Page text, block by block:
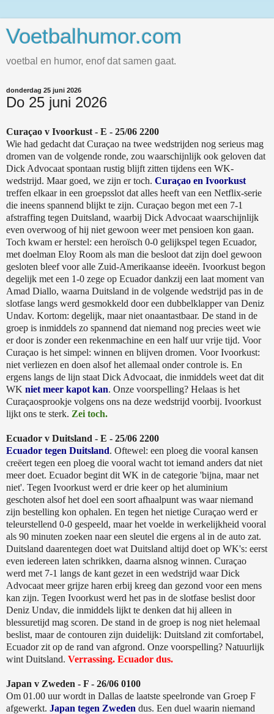
Voetbalhumor.com
voetbal en humor, enof dat samen gaat.
donderdag 25 juni 2026
Do 25 juni 2026
Curaçao v Ivoorkust - E - 25/06 2200
Wie had gedacht dat Curaçao na twee wedstrijden nog serieus mag
dromen van de volgende ronde, zou waarschijnlijk ook geloven dat
Dick Advocaat spontaan rustig blijft zitten tijdens een WK-
wedstrijd. Maar goed, we zijn er toch. Curaçao en Ivoorkust
treffen elkaar in een groepsslot dat alles heeft van een Netflix-serie
die ineens spannend blijkt te zijn. Curaçao begon met een 7-1
afstraffing tegen Duitsland, waarbij Dick Advocaat waarschijnlijk
even overwoog of hij niet gewoon weer met pensioen kon gaan.
Toch kwam er herstel: een heroïsch 0-0 gelijkspel tegen Ecuador,
met doelman Eloy Room als man die besloot dat zijn doel gewoon
gesloten bleef voor alle Zuid-Amerikaanse ideeën. Ivoorkust begon
degelijk met een 1-0 zege op Ecuador dankzij een laat moment van
Amad Diallo, waarna Duitsland in de volgende wedstrijd pas in de
slotfase langs werd gesmokkeld door een dubbelklapper van Deniz
Undav. Kortom: degelijk, maar niet onaantastbaar. De stand in de
groep is inmiddels zo spannend dat niemand nog precies weet wie
er door is zonder een rekenmachine en een half uur vrije tijd. Voor
Curaçao is het simpel: winnen en blijven dromen. Voor Ivoorkust:
niet verliezen en doen alsof het allemaal onder controle is. En
ergens langs de lijn staat Dick Advocaat, die inmiddels weet dat dit
WK niet meer kapot kan. Onze voorspelling? Helaas is het
Curaçaosprookje volgens ons na deze wedstrijd voorbij. Ivoorkust
lijkt ons te sterk. Zei toch.
Ecuador v Duitsland - E - 25/06 2200
Ecuador tegen Duitsland. Oftewel: een ploeg die vooral kansen
creëert tegen een ploeg die vooral wacht tot iemand anders dat niet
meer doet. Ecuador begint dit WK in de categorie 'bijna, maar net
niet'. Tegen Ivoorkust werd er drie keer op het aluminium
geschoten alsof het doel een soort afhaalpunt was waar niemand
zijn bestelling kon ophalen. En tegen het nietige Curaçao werd er
teleurstellend 0-0 gespeeld, maar het voelde in werkelijkheid vooral
als 90 minuten zoeken naar een sleutel die ergens al in de auto zat.
Duitsland daarentegen doet wat Duitsland altijd doet op WK's: eerst
even iedereen laten schrikken, daarna alsnog winnen. Curaçao
werd met 7-1 langs de kant gezet in een wedstrijd waar Dick
Advocaat meer grijze haren erbij kreeg dan gezond voor een mens
kan zijn. Tegen Ivoorkust werd het pas in de slotfase beslist door
Deniz Undav, die inmiddels lijkt te denken dat hij alleen in
blessuretijd mag scoren. De stand in de groep is nog niet helemaal
beslist, maar de contouren zijn duidelijk: Duitsland zit comfortabel,
Ecuador zit op de rand van afgrond. Onze voorspelling? Natuurlijk
wint Duitsland. Verrassing. Ecuador dus.
Japan v Zweden - F - 26/06 0100
Om 01.00 uur wordt in Dallas de laatste speelronde van Groep F
afgewerkt. Japan tegen Zweden dus. Een duel waarin niemand